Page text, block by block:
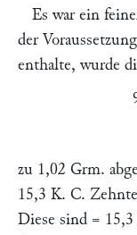
Es war ein
der
enthalte, wurde
zu 1,02 Grm.
15,3 K. C.
Diese sind =